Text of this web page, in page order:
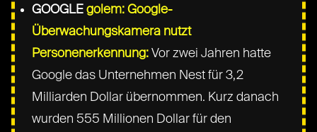
GOOGLEgolem: Google-
Überwachungskamera nutzt
Personenerkennung: Vor zwei Jahren hatte
Google das Unternehmen Nest für 3,2
Milliarden Dollar übernommen. Kurz danach
wurden 555 Millionen Dollar für den